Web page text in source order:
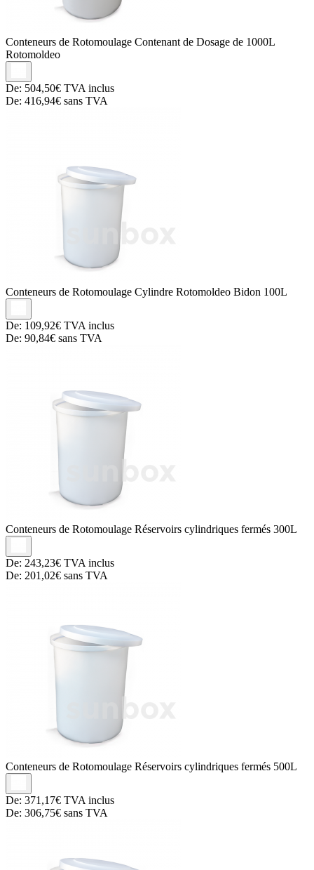
Conteneurs de Rotomoulage Contenant de Dosage de 1000L
Rotomoldeo
De: 504,50€ TVA inclus
De: 416,94€ sans TVA
Conteneurs de Rotomoulage Cylindre Rotomoldeo Bidon 100L
De: 109,92€ TVA inclus
De: 90,84€ sans TVA
Conteneurs de Rotomoulage Réservoirs cylindriques fermés 300L
De: 243,23€ TVA inclus
De: 201,02€ sans TVA
Conteneurs de Rotomoulage Réservoirs cylindriques fermés 500L
De: 371,17€ TVA inclus
De: 306,75€ sans TVA